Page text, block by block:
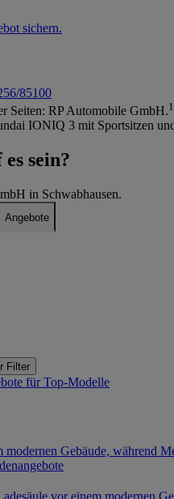
sichern.
85100
Seiten: RP Automobile GmbH.1
sein?
in Schwabhausen.
Angebote
Filter
für Top-Modelle